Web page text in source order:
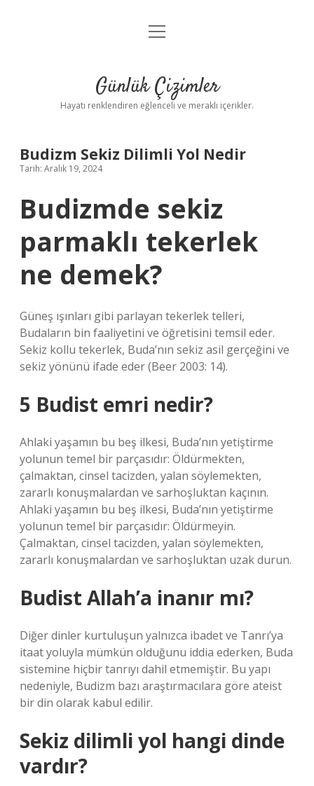
Anasayfa
Yasal Uyarı
menüyü
Günlük Çizimler
Hayatı renklendiren eğlenceli ve meraklı içerikler.
Budizm Sekiz Dilimli Yol Nedir
Tarih: Aralık 19, 2024
Budizmde sekiz
parmaklı tekerlek
ne demek?
Güneş ışınları gibi parlayan tekerlek telleri,
Budaların bin faaliyetini ve öğretisini temsil eder.
Sekiz kollu tekerlek, Buda’nın sekiz asil gerçeğini ve
sekiz yönünü ifade eder (Beer 2003: 14).
5 Budist emri nedir?
Ahlaki yaşamın bu beş ilkesi, Buda’nın yetiştirme
yolunun temel bir parçasıdır: Öldürmekten,
çalmaktan, cinsel tacizden, yalan söylemekten,
zararlı konuşmalardan ve sarhoşluktan kaçının.
Ahlaki yaşamın bu beş ilkesi, Buda’nın yetiştirme
yolunun temel bir parçasıdır: Öldürmeyin.
Çalmaktan, cinsel tacizden, yalan söylemekten,
zararlı konuşmalardan ve sarhoşluktan uzak durun.
Budist Allah’a inanır mı?
Diğer dinler kurtuluşun yalnızca ibadet ve Tanrı’ya
itaat yoluyla mümkün olduğunu iddia ederken, Buda
sistemine hiçbir tanrıyı dahil etmemiştir. Bu yapı
nedeniyle, Budizm bazı araştırmacılara göre ateist
bir din olarak kabul edilir.
Sekiz dilimli yol hangi dinde
vardır?